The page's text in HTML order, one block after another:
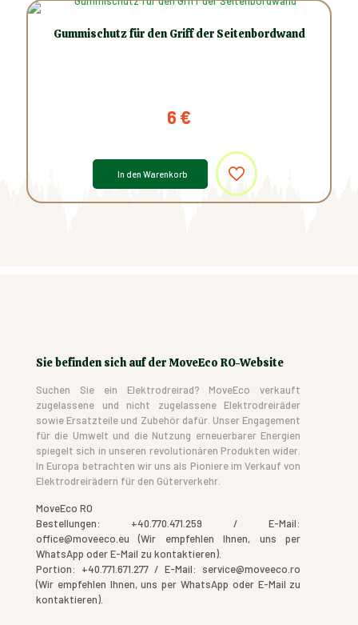
Gummischutz für den Griff der Seitenbordwand
6 €
In den Warenkorb
Sie befinden sich auf der MoveEco RO-Website
Suchen Sie ein Elektrodreirad? MoveEco verkauft
zugelassene und nicht zugelassene Elektrodreiräder
sowie Ersatzteile und Zubehör dafür. Unser Engagement
für die Umwelt und die Nutzung erneuerbarer Energien
spiegelt sich in unseren revolutionären Produkten wider.
In Europa betrachten wir uns als Pioniere im Verkauf von
Elektrodreirädern für den Güterverkehr.
MoveEco RO
Bestellungen: +40.770.471.259 / E-Mail:
office@moveeco.eu (Wir empfehlen Ihnen, uns per
WhatsApp oder E-Mail zu kontaktieren).
Portion: +40.771.671.277 / E-Mail: service@moveeco.ro
(Wir empfehlen Ihnen, uns per WhatsApp oder E-Mail zu
kontaktieren).